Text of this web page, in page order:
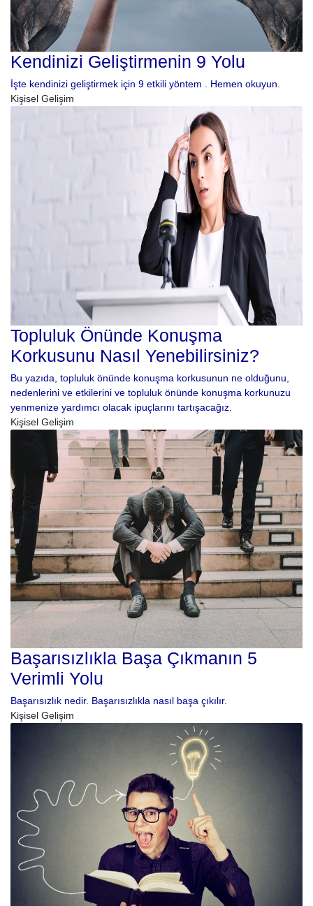
Kendinizi Geliştirmenin 9 Yolu
İşte kendinizi geliştirmek için 9 etkili yöntem . Hemen okuyun.
Kişisel Gelişim
Topluluk Önünde Konuşma
Korkusunu Nasıl Yenebilirsiniz?
Bu yazıda, topluluk önünde konuşma korkusunun ne olduğunu,
nedenlerini ve etkilerini ve topluluk önünde konuşma korkunuzu
yenmenize yardımcı olacak ipuçlarını tartışacağız.
Kişisel Gelişim
Başarısızlıkla Başa Çıkmanın 5
Verimli Yolu
Başarısızlık nedir. Başarısızlıkla nasıl başa çıkılır.
Kişisel Gelişim